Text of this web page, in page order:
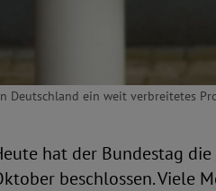
Deutschland ein weit verbreitetes
hat der Bundestag
beschlossen. Viele